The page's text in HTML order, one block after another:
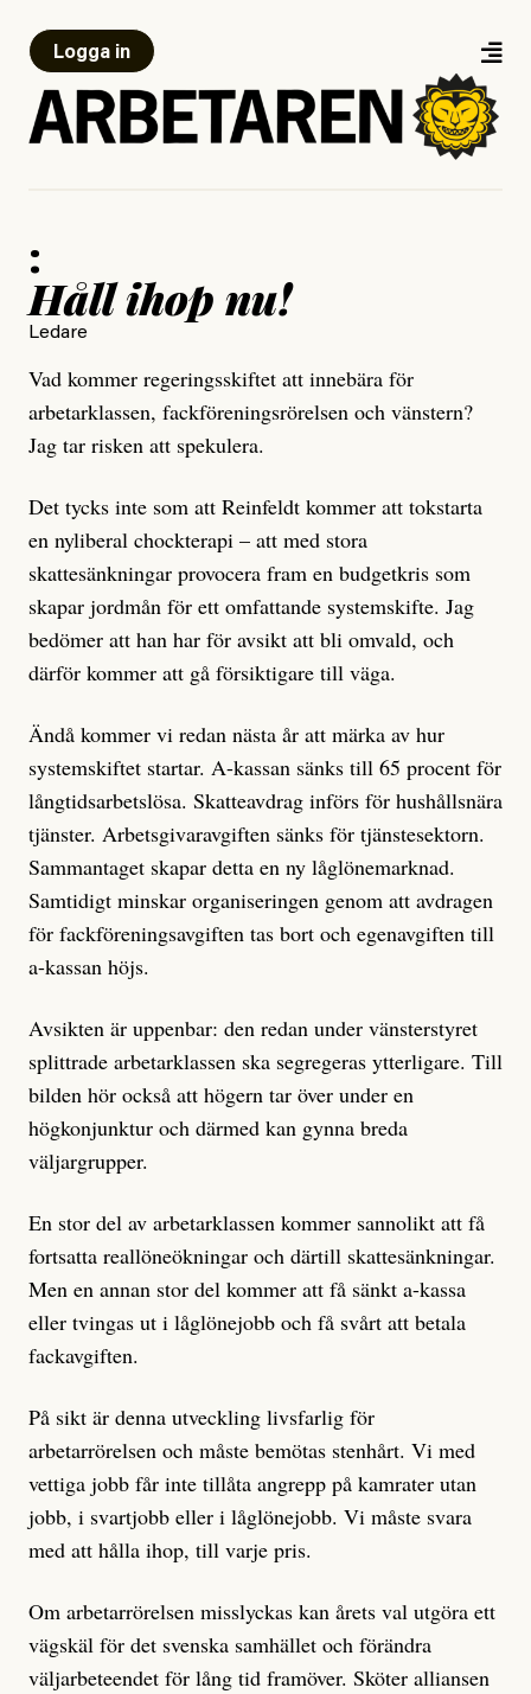
Logga in
:
Håll ihop nu!
Ledare
Vad kommer regeringsskiftet att innebära för
arbetarklassen, fackföreningsrörelsen och vänstern?
Jag tar risken att spekulera.
Det tycks inte som att Reinfeldt kommer att tokstarta
en nyliberal chockterapi – att med stora
skattesänkningar provocera fram en budgetkris som
skapar jordmån för ett omfattande systemskifte. Jag
bedömer att han har för avsikt att bli omvald, och
därför kommer att gå försiktigare till väga.
Ändå kommer vi redan nästa år att märka av hur
systemskiftet startar. A-kassan sänks till 65 procent för
långtidsarbetslösa. Skatteavdrag införs för hushållsnära
tjänster. Arbetsgivaravgiften sänks för tjänstesektorn.
Sammantaget skapar detta en ny låglönemarknad.
Samtidigt minskar organiseringen genom att avdragen
för fackföreningsavgiften tas bort och egenavgiften till
a-kassan höjs.
Avsikten är uppenbar: den redan under vänsterstyret
splittrade arbetarklassen ska segregeras ytterligare. Till
bilden hör också att högern tar över under en
högkonjunktur och därmed kan gynna breda
väljargrupper.
En stor del av arbetarklassen kommer sannolikt att få
fortsatta reallöneökningar och därtill skattesänkningar.
Men en annan stor del kommer att få sänkt a-kassa
eller tvingas ut i låglönejobb och få svårt att betala
fackavgiften.
På sikt är denna utveckling livsfarlig för
arbetarrörelsen och måste bemötas stenhårt. Vi med
vettiga jobb får inte tillåta angrepp på kamrater utan
jobb, i svartjobb eller i låglönejobb. Vi måste svara
med att hålla ihop, till varje pris.
Om arbetarrörelsen misslyckas kan årets val utgöra ett
vägskäl för det svenska samhället och förändra
väljarbeteendet för lång tid framöver. Sköter alliansen